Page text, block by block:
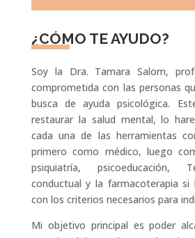
¿CÓMO TE AYUDO?
Soy la Dra. Tamara Salom,
comprometida con las personas
busca de ayuda psicológica.
restaurar la salud mental, lo
cada una de las herramientas
primero como médico, luego
psiquiatría, psicoeducación,
conductual y la farmacoterapia si
con los criterios necesarios para
Mi objetivo principal es poder